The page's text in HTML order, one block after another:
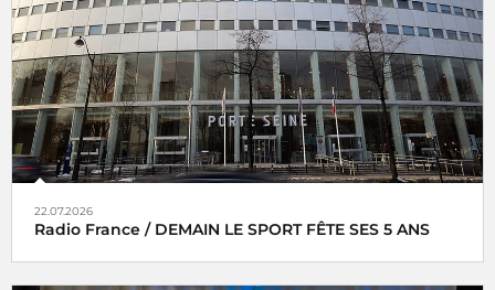
22.07.2026
Radio France / DEMAIN LE SPORT FÊTE SES 5 ANS